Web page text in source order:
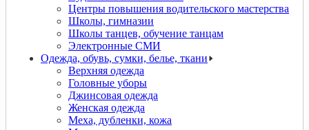
Центры повышения водительского мастерства
Школы, гимназии
Школы танцев, обучение танцам
Электронные СМИ
Одежда, обувь, сумки, белье, ткани
Верхняя одежда
Головные уборы
Джинсовая одежда
Женская одежда
Меха, дубленки, кожа